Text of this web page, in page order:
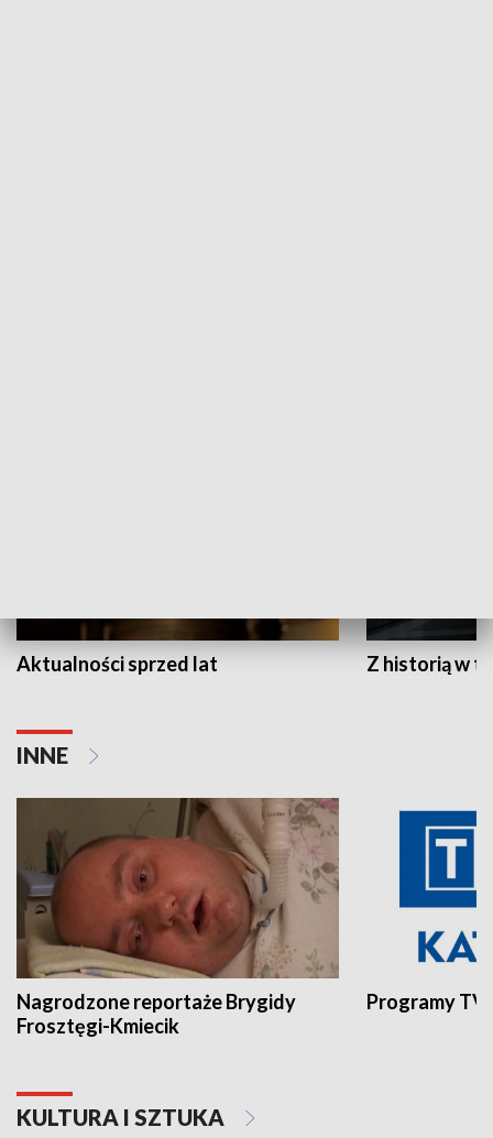
Aktualności sprzed lat Z historią w
INNE
Nagrodzone reportaże Brygidy
Frosztęgi-Kmiecik
Programy
KULTURA I SZTUKA